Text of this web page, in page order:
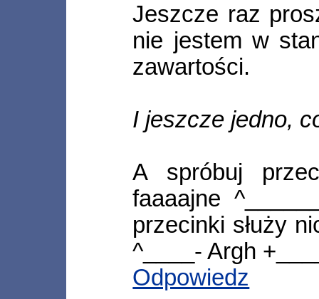
Jeszcze raz
nie jestem w
zawartości.
I jeszcze jedno,
A spróbuj
faaaajne
przecinki służy
^____- Argh
Odpowiedz